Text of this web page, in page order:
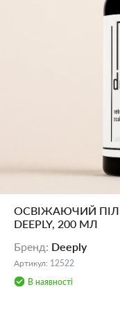
ОСВІЖАЮЧИЙ
DEEPLY, 200 МЛ
Бренд: Deeply
Артикул: 12522
В наявності